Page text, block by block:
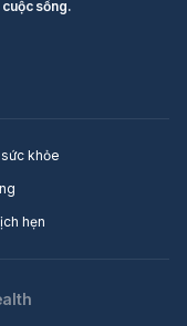
sống.
khỏe
hẹn